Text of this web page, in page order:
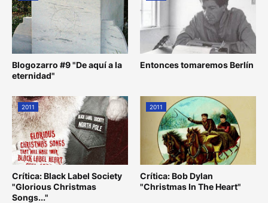
Blogozarro #9 "De aquí a la
eternidad"
Entonces tomaremos Berlín
2011
Crítica: Black Label Society
"Glorious Christmas
Songs..."
2011
Crítica: Bob Dylan
"Christmas In The Heart"